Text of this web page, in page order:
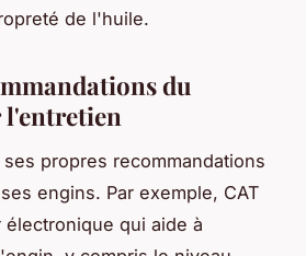
de l'huile.
du
propres recommandations
engins. Par exemple, CAT
qui aide à